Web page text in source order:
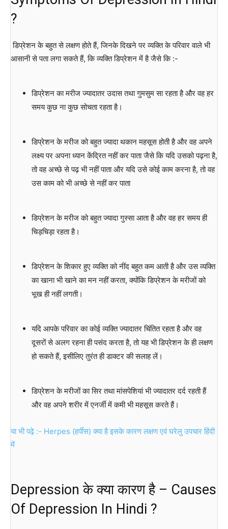
?
डिप्रेशन के बहुत से लक्षण होते हैं, जिनके दिखने पर व्यक्ति के परिवार वाले भी
आसानी से पता लगा सकते हैं, कि व्यक्ति डिप्रेशन में है जैसे कि :-
डिप्रेशन का मरीज ज्यादातर उदास तथा गुमसुम सा रहता है और वह हर
समय कुछ ना कुछ सोचता रहता है।
डिप्रेशन के मरीज को बहुत ज्यादा थकान महसूस होती है और वह अपने
लक्ष्य पर अपना ध्यान केंद्रित नहीं कर पाता जैसे कि यदि उसको पढ़ना है,
तो वह अच्छे से पढ़ भी नहीं पाता और यदि उसे कोई काम करना है, तो वह
उस काम को भी अच्छे से नहीं कर पाता
डिप्रेशन के मरीज को बहुत ज्यादा गुस्सा आता है और वह हर समय ही
चिड़चिड़ा रहता है।
डिप्रेशन के शिकार हुए व्यक्ति को नींद बहुत कम आती है और उस व्यक्ति
का खाना भी खाने का मन नहीं करता, क्योंकि डिप्रेशन के मरीजों को
भूख ही नहीं लगती।
यदि आपके परिवार का कोई व्यक्ति ज्यादातर चिंतित रहता है और वह
दूसरों से अलग रहना ही पसंद करता है, तो यह भी डिप्रेशन के ही लक्षण
हो सकते हैं, इसीलिए तुरंत ही डाक्टर की सलाह लें।
डिप्रेशन के मरीजों का सिर तथा मांसपेशियां भी ज्यादातर दर्द रहती हैं
और वह अपने शरीर में एनर्जी में कमी भी महसूस करते हैं।
या भी पढ़े :- Herpes (हर्पीस) क्या है इसके कारण लक्षण एवं घरेलु उपचार हिंदी
में
Depression के क्या कारण है – Causes
Of Depression In Hindi ?